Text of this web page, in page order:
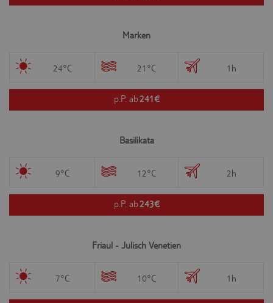
Marken
24°C 21°C 1h
p.P. ab241€
Basilikata
9°C 12°C 2h
p.P. ab243€
Friaul - Julisch Venetien
7°C 10°C 1h